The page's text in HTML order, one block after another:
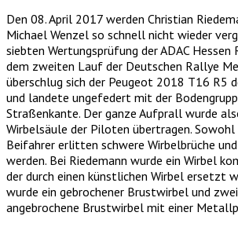
Den 08. April 2017 werden Christian
Michael Wenzel so schnell nicht wieder
siebten Wertungsprüfung der ADAC Hessen
dem zweiten Lauf der Deutschen Rallye
überschlug sich der Peugeot 2018 T16 R5
und landete ungefedert mit der
Straßenkante. Der ganze Aufprall wurde
Wirbelsäule der Piloten übertragen. Sowohl
Beifahrer erlitten schwere Wirbelbrüche
werden. Bei Riedemann wurde ein Wirbel
der durch einen künstlichen Wirbel ersetzt
wurde ein gebrochener Brustwirbel und
angebrochene Brustwirbel mit einer